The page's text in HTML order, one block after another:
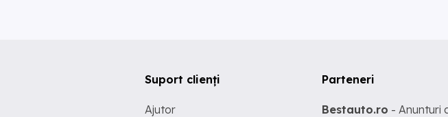
Suport clienți
Ajutor
Parteneri
Bestauto.ro - Anunturi